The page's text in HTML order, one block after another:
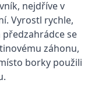
nejdříve v
Vyrostl rychle,
se
záhonu,
borky použili